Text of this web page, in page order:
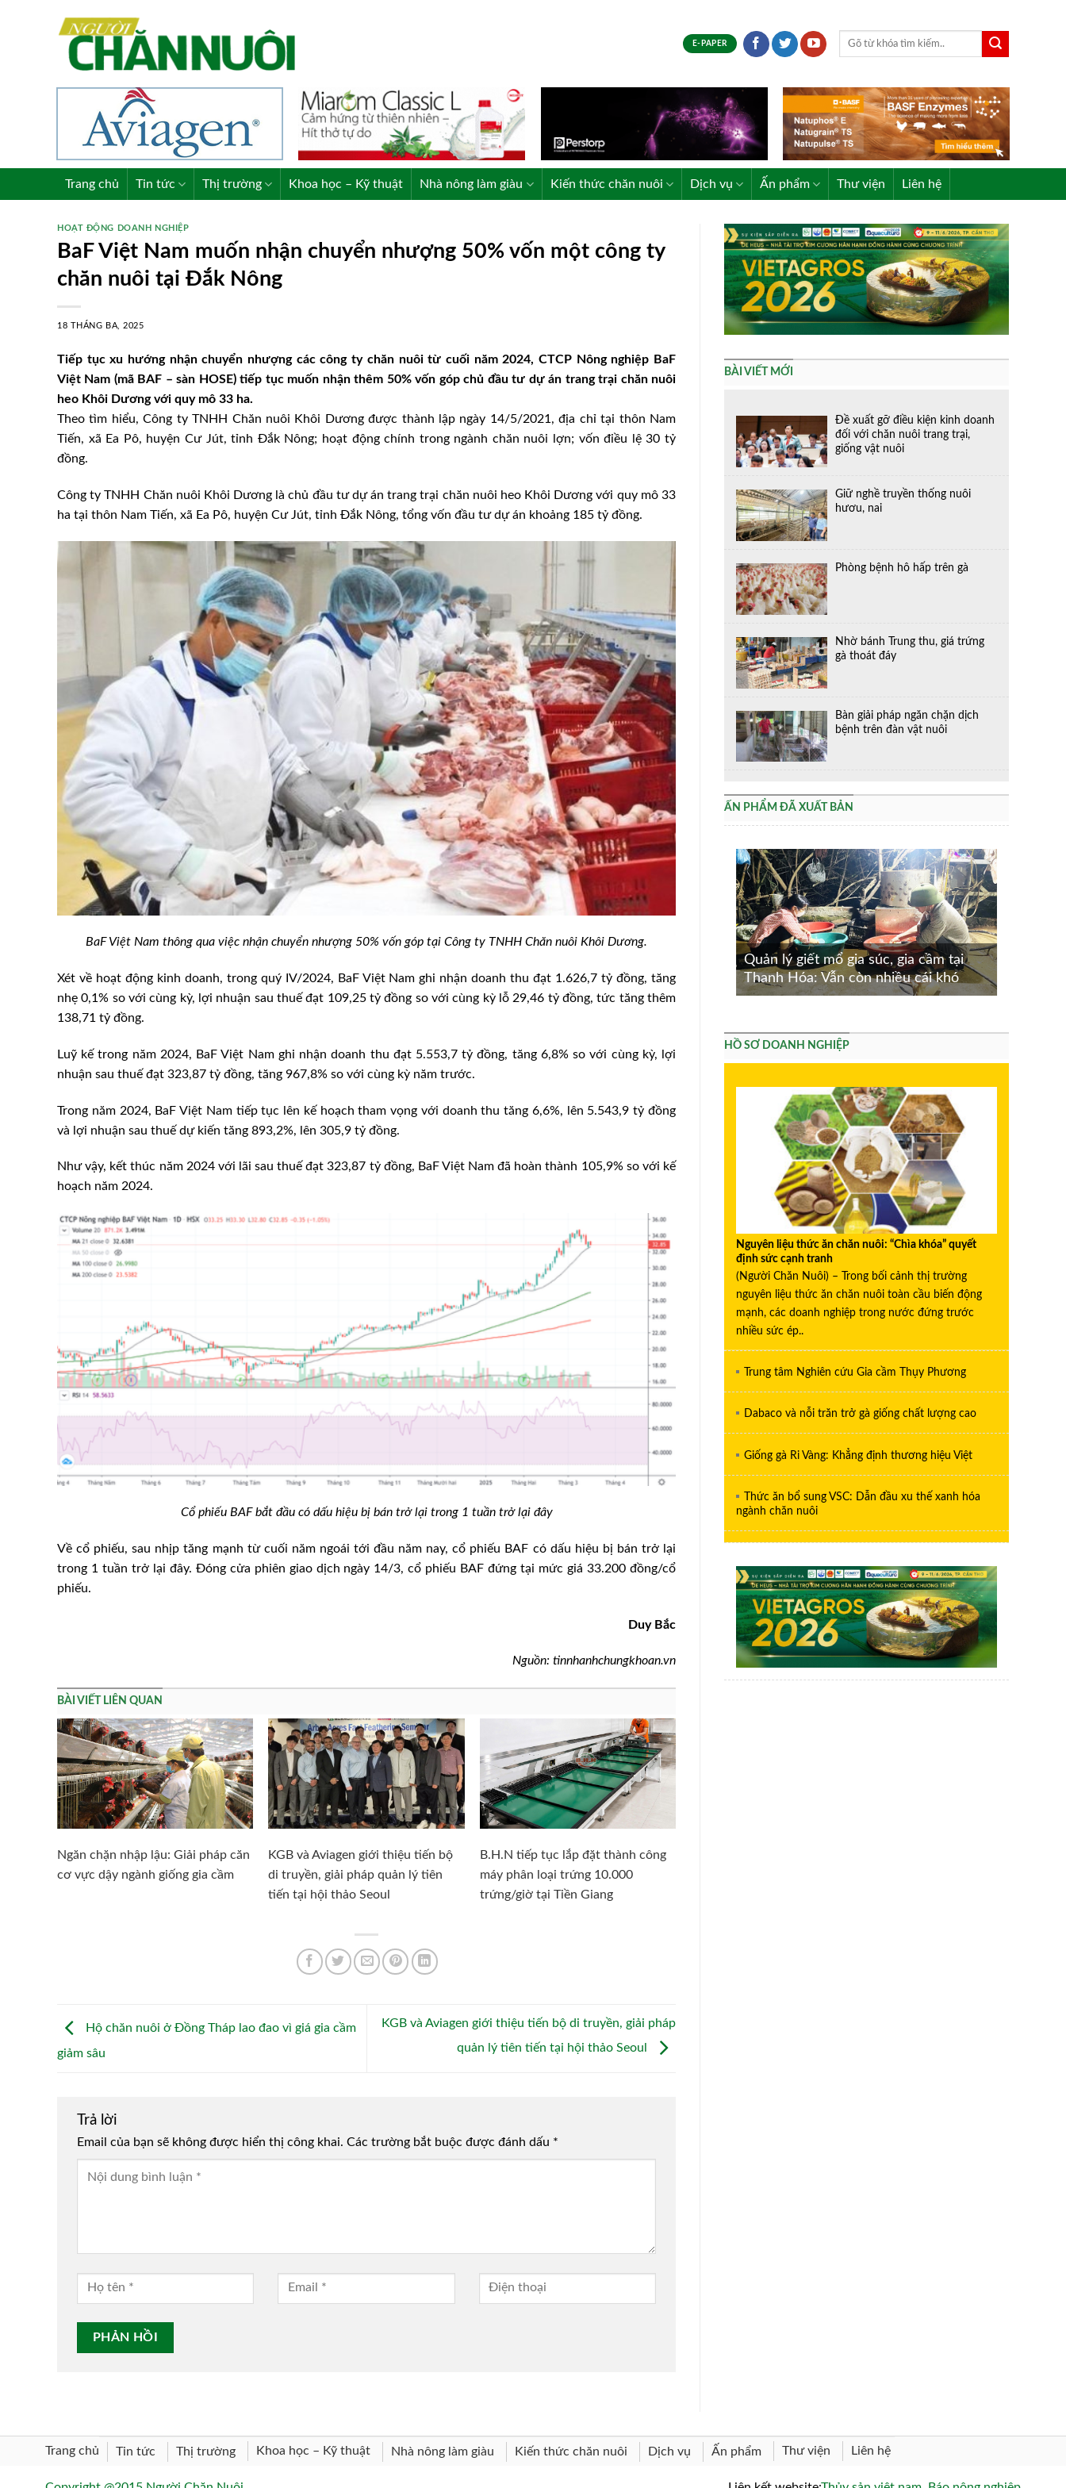
E-PAPER
Trang chủ Tin tức Thị trường Khoa học – Kỹ thuật Nhà nông làm giàu Kiến thức chăn nuôi Dịch vụ Ấn phẩm Thư viện Liên hệ
HOẠT ĐỘNG DOANH NGHIỆP
BaF Việt Nam muốn nhận chuyển nhượng 50% vốn một công ty
chăn nuôi tại Đắk Nông
18 THÁNG BA, 2025
Tiếp tục xu hướng nhận chuyển nhượng các công ty chăn nuôi từ cuối năm 2024, CTCP Nông nghiệp BaF
Việt Nam (mã BAF – sàn HOSE) tiếp tục muốn nhận thêm 50% vốn góp chủ đầu tư dự án trang trại chăn nuôi
heo Khôi Dương với quy mô 33 ha.
Theo tìm hiểu, Công ty TNHH Chăn nuôi Khôi Dương được thành lập ngày 14/5/2021, địa chỉ tại thôn Nam
Tiến, xã Ea Pô, huyện Cư Jút, tỉnh Đắk Nông; hoạt động chính trong ngành chăn nuôi lợn; vốn điều lệ 30 tỷ
đồng.
Công ty TNHH Chăn nuôi Khôi Dương là chủ đầu tư dự án trang trại chăn nuôi heo Khôi Dương với quy mô 33
ha tại thôn Nam Tiến, xã Ea Pô, huyện Cư Jút, tỉnh Đắk Nông, tổng vốn đầu tư dự án khoảng 185 tỷ đồng.
BaF Việt Nam thông qua việc nhận chuyển nhượng 50% vốn góp tại Công ty TNHH Chăn nuôi Khôi Dương.
Xét về hoạt động kinh doanh, trong quý IV/2024, BaF Việt Nam ghi nhận doanh thu đạt 1.626,7 tỷ đồng, tăng
nhẹ 0,1% so với cùng kỳ, lợi nhuận sau thuế đạt 109,25 tỷ đồng so với cùng kỳ lỗ 29,46 tỷ đồng, tức tăng thêm
138,71 tỷ đồng.
Luỹ kế trong năm 2024, BaF Việt Nam ghi nhận doanh thu đạt 5.553,7 tỷ đồng, tăng 6,8% so với cùng kỳ, lợi
nhuận sau thuế đạt 323,87 tỷ đồng, tăng 967,8% so với cùng kỳ năm trước.
Trong năm 2024, BaF Việt Nam tiếp tục lên kế hoạch tham vọng với doanh thu tăng 6,6%, lên 5.543,9 tỷ đồng
và lợi nhuận sau thuế dự kiến tăng 893,2%, lên 305,9 tỷ đồng.
Như vậy, kết thúc năm 2024 với lãi sau thuế đạt 323,87 tỷ đồng, BaF Việt Nam đã hoàn thành 105,9% so với kế
hoạch năm 2024.
Cổ phiếu BAF bắt đầu có dấu hiệu bị bán trở lại trong 1 tuần trở lại đây
Về cổ phiếu, sau nhịp tăng mạnh từ cuối năm ngoái tới đầu năm nay, cổ phiếu BAF có dấu hiệu bị bán trở lại
trong 1 tuần trở lại đây. Đóng cửa phiên giao dịch ngày 14/3, cổ phiếu BAF đứng tại mức giá 33.200 đồng/cổ
phiếu.
Duy Bắc
Nguồn: tinnhanhchungkhoan.vn
BÀI VIẾT LIÊN QUAN
Ngăn chặn nhập lậu: Giải pháp căn
cơ vực dậy ngành giống gia cầm
KGB và Aviagen giới thiệu tiến bộ
di truyền, giải pháp quản lý tiên
tiến tại hội thảo Seoul
B.H.N tiếp tục lắp đặt thành công
máy phân loại trứng 10.000
trứng/giờ tại Tiền Giang
Hộ chăn nuôi ở Đồng Tháp lao đao vì giá gia cầm
giảm sâu
KGB và Aviagen giới thiệu tiến bộ di truyền, giải pháp
quản lý tiên tiến tại hội thảo Seoul
Trả lời
Email của bạn sẽ không được hiển thị công khai. Các trường bắt buộc được đánh dấu *
Alternative:
BÀI VIẾT MỚI
Đề xuất gỡ điều kiện kinh doanh
đối với chăn nuôi trang trại,
giống vật nuôi
Giữ nghề truyền thống nuôi
hươu, nai
Phòng bệnh hô hấp trên gà
Nhờ bánh Trung thu, giá trứng
gà thoát đáy
Bàn giải pháp ngăn chặn dịch
bệnh trên đàn vật nuôi
ẤN PHẨM ĐÃ XUẤT BẢN
Quản lý giết mổ gia súc, gia cầm tại
Thanh Hóa: Vẫn còn nhiều cái khó
cầm
Bình Thuận: Kiên quyết thu hồi dự án
cao
HỒ SƠ DOANH NGHIỆP
Nguyên liệu thức ăn chăn nuôi: “Chìa khóa” quyết
định sức cạnh tranh
(Người Chăn Nuôi) – Trong bối cảnh thị trường
nguyên liệu thức ăn chăn nuôi toàn cầu biến động
mạnh, các doanh nghiệp trong nước đứng trước
nhiều sức ép..
Trung tâm Nghiên cứu Gia cầm Thụy Phương
Dabaco và nỗi trăn trở gà giống chất lượng cao
Giống gà Ri Vàng: Khẳng định thương hiệu Việt
Thức ăn bổ sung VSC: Dẫn đầu xu thế xanh hóa
ngành chăn nuôi
Trang chủ Tin tức Thị trường Khoa học – Kỹ thuật Nhà nông làm giàu Kiến thức chăn nuôi Dịch vụ Ấn phẩm Thư viện Liên hệ